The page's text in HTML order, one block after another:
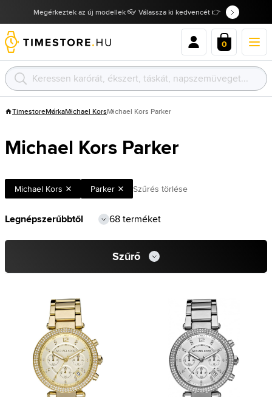
Megérkeztek az új modellek 👓 Válassza ki kedvencét 👉
0
TimestoreMárkaMichael KorsMichael Kors Parker
Michael Kors Parker
Michael Kors Parker Szűrés törlése
68 terméket
Szűrő